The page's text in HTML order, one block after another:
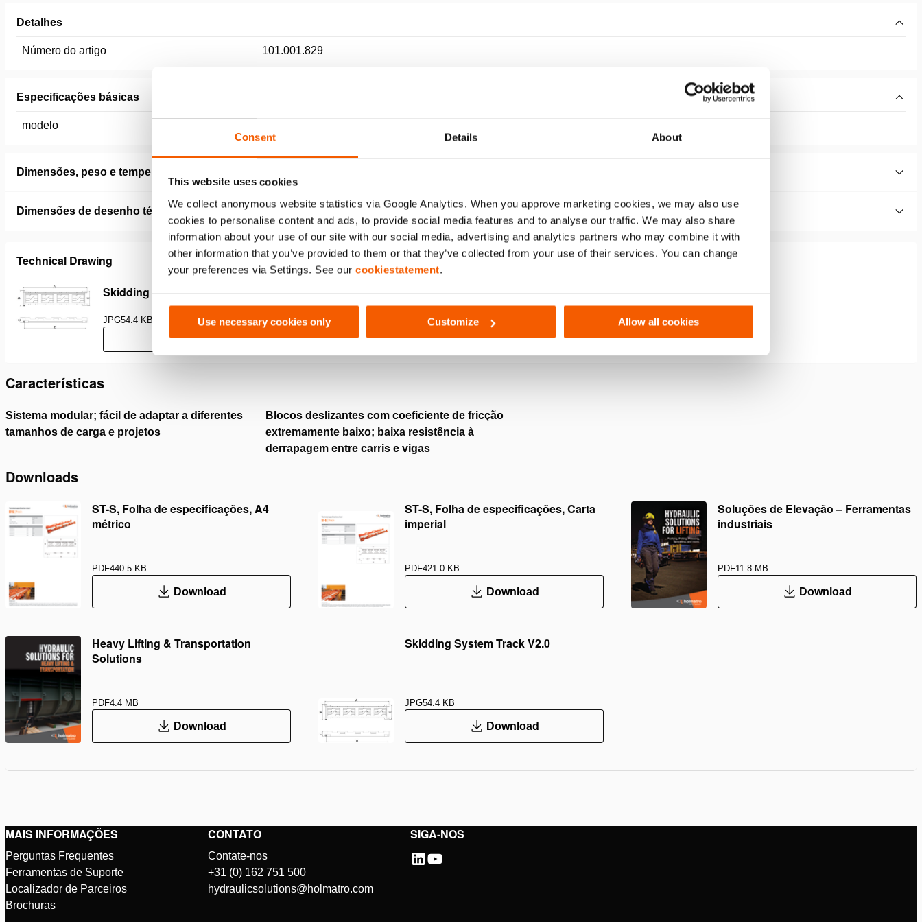
Consent Details About
This website uses cookies
We collect anonymous website statistics via Google Analytics. When you approve marketing cookies, we may also use
cookies to personalise content and ads, to provide social media features and to analyse our traffic. We may also share
information about your use of our site with our social media, advertising and analytics partners who may combine it with
other information that you’ve provided to them or that they’ve collected from your use of their services. You can change
your preferences via Settings. See our cookiestatement.
Use necessary cookies only Customize Allow all cookies
Detalhes
Número do artigo 101.001.829
Especificações básicas
modelo
Dimensões, peso e temperatura
Dimensões de desenho técnico
Technical Drawing
Skidding System Track V2.0
JPG54.4 KB
Download
Características
Sistema modular; fácil de adaptar a diferentes
tamanhos de carga e projetos
Blocos deslizantes com coeficiente de fricção
extremamente baixo; baixa resistência à
derrapagem entre carris e vigas
Downloads
ST-S, Folha de especificações, A4
métrico
PDF440.5 KB
Download
ST-S, Folha de especificações, Carta
imperial
PDF421.0 KB
Download
Soluções de Elevação – Ferramentas
industriais
PDF11.8 MB
Download
Heavy Lifting & Transportation
Solutions
PDF4.4 MB
Download
Skidding System Track V2.0
JPG54.4 KB
Download
SIGA-NOS
MAIS INFORMAÇÕES
Perguntas Frequentes
Ferramentas de Suporte
Localizador de Parceiros
Brochuras
CONTATO
Contate-nos
+31 (0) 162 751 500
hydraulicsolutions@holmatro.com